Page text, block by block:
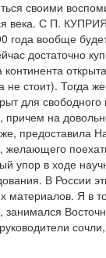
своими
века. С П.
года вообще
достаточно
континента
не стоит). Тогда
для
причем на
упор в ходе
В России
материалов. Я в